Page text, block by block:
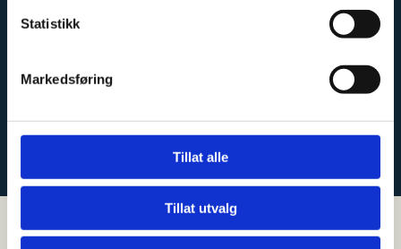
Statistikk
Markedsføring
Tillat alle
Tillat utvalg
Vi fører sykler fra Cannondale, Haibike, GT og Eddy
Merckx. Ta kontakt for priser og tilgjengelighet, vi